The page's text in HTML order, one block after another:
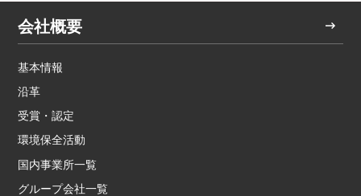
会社概要
基本情報
沿革
受賞・認定
環境保全活動
国内事業所一覧
グループ会社一覧